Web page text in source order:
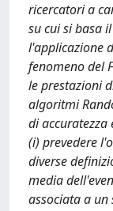
ricercatori a
su cui si basa
l'applicazione
fenomeno del
le prestazioni
algoritmi
di accuratezza
(i) prevedere
diverse
media
associata a un